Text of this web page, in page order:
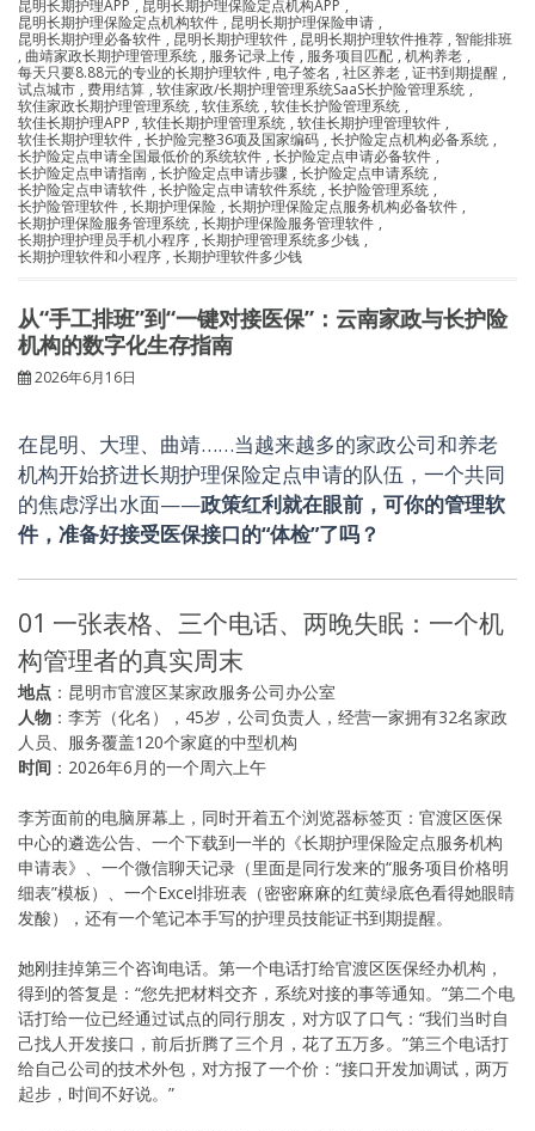
昆明长期护理APP , 昆明长期护理保险定点机构APP ,
昆明长期护理保险定点机构软件 , 昆明长期护理保险申请 ,
昆明长期护理必备软件 , 昆明长期护理软件 , 昆明长期护理软件推荐 , 智能排班
, 曲靖家政长期护理管理系统 , 服务记录上传 , 服务项目匹配 , 机构养老 ,
每天只要8.88元的专业的长期护理软件 , 电子签名 , 社区养老 , 证书到期提醒 ,
试点城市 , 费用结算 , 软佳家政/长期护理管理系统SaaS长护险管理系统 ,
软佳家政长期护理管理系统 , 软佳系统 , 软佳长护险管理系统 ,
软佳长期护理APP , 软佳长期护理管理系统 , 软佳长期护理管理软件 ,
软佳长期护理软件 , 长护险完整36项及国家编码 , 长护险定点机构必备系统 ,
长护险定点申请全国最低价的系统软件 , 长护险定点申请必备软件 ,
长护险定点申请指南 , 长护险定点申请步骤 , 长护险定点申请系统 ,
长护险定点申请软件 , 长护险定点申请软件系统 , 长护险管理系统 ,
长护险管理软件 , 长期护理保险 , 长期护理保险定点服务机构必备软件 ,
长期护理保险服务管理系统 , 长期护理保险服务管理软件 ,
长期护理护理员手机小程序 , 长期护理管理系统多少钱 ,
长期护理软件和小程序 , 长期护理软件多少钱
从“手工排班”到“一键对接医保”：云南家政与长护险
机构的数字化生存指南
2026年6月16日
在昆明、大理、曲靖……当越来越多的家政公司和养老
机构开始挤进长期护理保险定点申请的队伍，一个共同
的焦虑浮出水面——政策红利就在眼前，可你的管理软
件，准备好接受医保接口的“体检”了吗？
01 一张表格、三个电话、两晚失眠：一个机
构管理者的真实周末
地点 ：昆明市官渡区某家政服务公司办公室
人物 ：李芳（化名），45岁，公司负责人，经营一家拥有32名家政
人员、服务覆盖120个家庭的中型机构
时间 ：2026年6月的一个周六上午
李芳面前的电脑屏幕上，同时开着五个浏览器标签页：官渡区医保
中心的遴选公告、一个下载到一半的《长期护理保险定点服务机构
申请表》、一个微信聊天记录（里面是同行发来的“服务项目价格明
细表”模板）、一个Excel排班表（密密麻麻的红黄绿底色看得她眼睛
发酸），还有一个笔记本手写的护理员技能证书到期提醒。
她刚挂掉第三个咨询电话。第一个电话打给官渡区医保经办机构，
得到的答复是：“您先把材料交齐，系统对接的事等通知。”第二个电
话打给一位已经通过试点的同行朋友，对方叹了口气：“我们当时自
己找人开发接口，前后折腾了三个月，花了五万多。”第三个电话打
给自己公司的技术外包，对方报了一个价：“接口开发加调试，两万
起步，时间不好说。”